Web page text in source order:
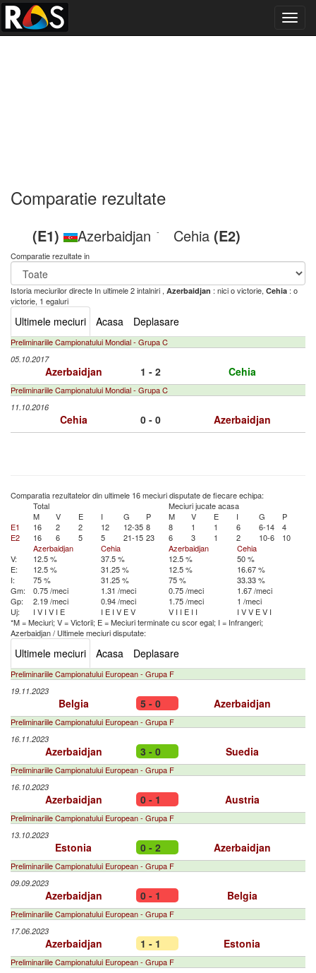
Comparatie rezultate
(E1) Azerbaidjan - Cehia (E2)
Comparatie rezultate in
Istoria meciurilor directe In ultimele 2 intalniri , Azerbaidjan : nici o victorie, Cehia : o
victorie, 1 egaluri
Ultimele meciuri Acasa Deplasare
Preliminariile Campionatului Mondial - Grupa C
05.10.2017
Azerbaidjan 1 - 2 Cehia
Preliminariile Campionatului Mondial - Grupa C
11.10.2016
Cehia 0 - 0 Azerbaidjan
Comparatia rezultatelor din ultimele 16 meciuri disputate de fiecare echipa:
Total
Meciuri jucate acasa
M
V E I G P M V E I G
P
E1
16 2 2 12 12-35 8 8 1 1 6 6-14
4
E2
16 6 5 5 21-15 23 6 3 1 2 10-6
10
Azerbaidjan
Cehia Azerbaidjan
Cehia
V:
12.5 % 37.5 % 12.5 %
50 %
E:
12.5 % 31.25 % 12.5 %
16.67 %
I:
75 % 31.25 % 75 %
33.33 %
Gm:
0.75 /meci 1.31 /meci 0.75 /meci
1.67 /meci
Gp:
2.19 /meci 0.94 /meci 1.75 /meci
1 /meci
Uj:
I V I V I E I E I V EV V I I E I I I VV EV I
*M = Meciuri; V = Victorii; E = Meciuri terminate cu scor egal; I = Infrangeri;
Azerbaidjan/ Ultimele meciuri disputate:
Ultimele meciuri Acasa Deplasare
Preliminariile Campionatului European - Grupa F
19.11.2023
Belgia 5 - 0 Azerbaidjan
Preliminariile Campionatului European - Grupa F
16.11.2023
Azerbaidjan 3 - 0 Suedia
Preliminariile Campionatului European - Grupa F
16.10.2023
Azerbaidjan 0 - 1 Austria
Preliminariile Campionatului European - Grupa F
13.10.2023
Estonia 0 - 2 Azerbaidjan
Preliminariile Campionatului European - Grupa F
09.09.2023
Azerbaidjan 0 - 1 Belgia
Preliminariile Campionatului European - Grupa F
17.06.2023
Azerbaidjan 1 - 1 Estonia
Preliminariile Campionatului European - Grupa F